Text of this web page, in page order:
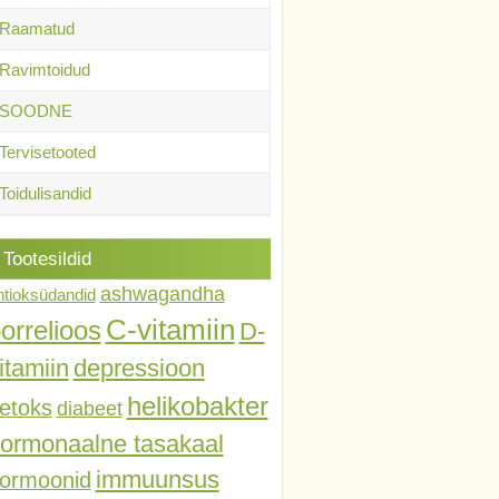
Raamatud
Ravimtoidud
SOODNE
Tervisetooted
Toidulisandid
Tootesildid
ashwagandha
C-vitamiin D-
depressioon
diabeet helikobakter
tasakaal
immuunsus